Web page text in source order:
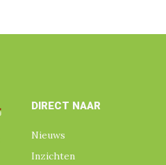
DIRECT NAAR
Nieuws
Inzichten